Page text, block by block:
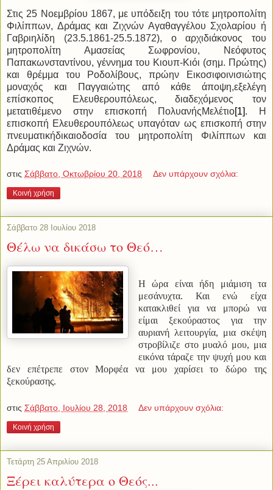
Στις 25 Νοεμβρίου 1867, με υπόδειξη του τότε μητροπολίτη
Φιλίππων, Δράμας και Ζιχνών Αγαθαγγέλου Σχολαρίου ή
Γαβριηλίδη (23.5.1861-25.5.1872), ο αρχιδιάκονος του
μητροπολίτη Αμασείας Σωφρονίου, Νεόφυτος
Παπακωνσταντίνου, γέννημα του Κιουπ-Κιόι (σημ. Πρώτης)
και θρέμμα του Ροδολίβους, πρώην Εικοσιφοινισιώτης
μοναχός και Παγγαιώτης από κάθε άποψη,εξελέγη
επίσκοπος Ελευθερουπόλεως, διαδεχόμενος τον
μετατιθέμενο στην επισκοπή ΠολυανήςΜελέτιο[1]. Η
επισκοπή Ελευθερουπόλεως υπαγόταν ως επισκοπή στην
πνευματικήδικαιοδοσία του μητροπολίτη Φιλίππων και
Δράμας και Ζιχνών.
στις Σάββατο, Οκτωβρίου 20, 2018 Δεν υπάρχουν σχόλια:
Κοινή χρήση
Σάββατο 28 Ιουλίου 2018
Θέλω να δικάσω το Θεό…
Η ώρα είναι ήδη μιάμιση τα
μεσάνυχτα. Και ενώ είχα
κατακλιθεί για να μπορώ να
είμαι ξεκούραστος για την
αυριανή λειτουργία, μια σκέψη
στροβίλιζε στο μυαλό μου, μια
εικόνα τάραζε την ψυχή μου και
δεν επέτρεπε στον Μορφέα να μου χαρίσει το δώρο της
ξεκούρασης.
στις Σάββατο, Ιουλίου 28, 2018 Δεν υπάρχουν σχόλια:
Κοινή χρήση
Τετάρτη 25 Απριλίου 2018
Ξέρει καλύτερα ο Θεός...